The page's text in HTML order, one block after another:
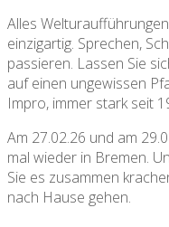
Alles
einzigartig. Sprechen,
passieren. Lassen Sie
auf einen ungewissen
Impro, immer stark seit
Am 27.02.26 und am
mal wieder in Bremen.
Sie es zusammen
nach Hause gehen.